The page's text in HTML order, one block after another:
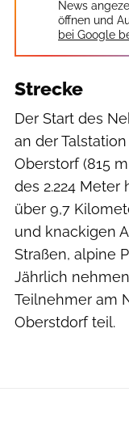
News
öffnen und
bei Google
Strecke
Der Start des
an der
Oberstorf (815
des 2.224 Meter
über 9,7
und knackigen
Straßen, alpine
Jährlich
Teilnehmer am
Oberstdorf teil.